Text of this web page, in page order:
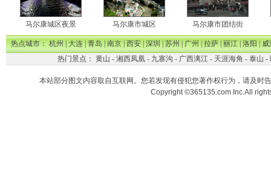
马尔康城区夜景 马尔康市城区 马尔康市团结街
热点城市：杭州|大连|青岛|南京|西安|深圳|苏州|广州|拉萨|丽江|洛阳|威
热门景点： 黄山 - 湘西凤凰- 九寨沟 - 广西漓江- 天涯海角 - 泰山 -
本站部分图文内容取自互联网。您若发现有侵犯您著作权行为，请及时
Copyright ©365135.com Inc.All